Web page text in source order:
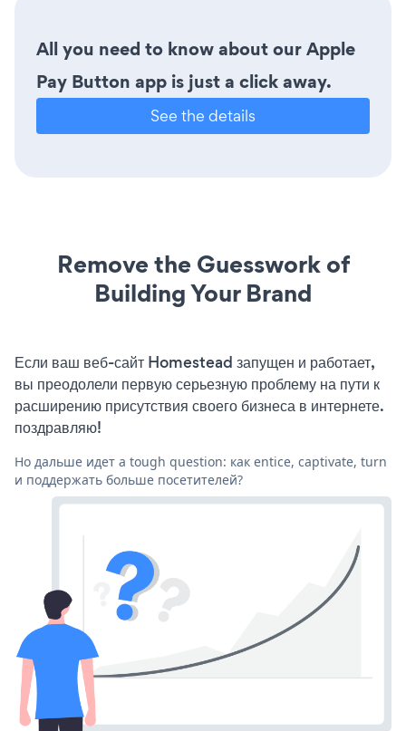
All you need to know about our Apple
Pay Button app is just a click away.
See the details
Remove the Guesswork of
Building Your Brand
Если ваш веб-сайт Homestead запущен и работает,
вы преодолели первую серьезную проблему на пути к
расширению присутствия своего бизнеса в интернете.
поздравляю!
Но дальше идет a tough question: как entice, captivate, turn
и поддержать больше посетителей?